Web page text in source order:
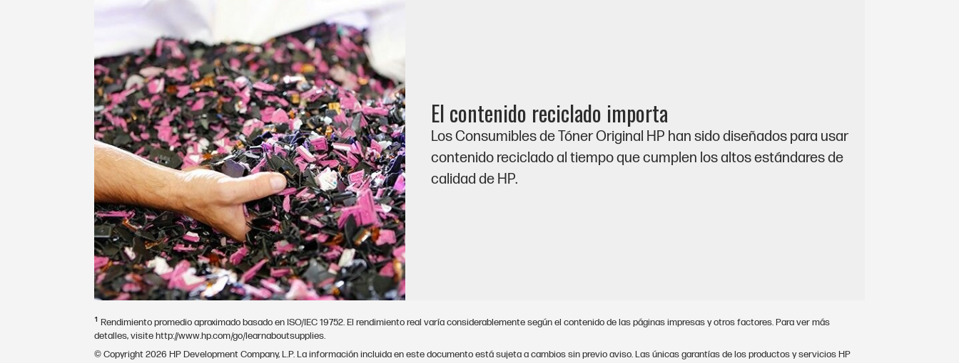
El contenido reciclado importa
Los Consumibles de Tóner Original HP han sido diseñados para usar
contenido reciclado al tiempo que cumplen los altos estándares de
calidad de HP.
1 Rendimiento promedio aproximado basado en ISO/IEC 19752. El rendimiento real varía considerablemente según el contenido de las páginas impresas y otros factores. Para ver más
detalles, visite http://www.hp.com/go/learnaboutsupplies.
© Copyright 2026 HP Development Company, L.P. La información incluida en este documento está sujeta a cambios sin previo aviso. Las únicas garantías de los productos y servicios HP